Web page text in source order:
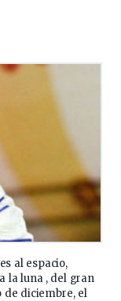
al espacio,
la luna , del gran
de diciembre, el